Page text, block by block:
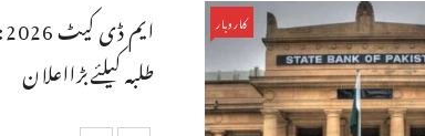
کاروبار
طلبہ کیلئےبڑااعلان